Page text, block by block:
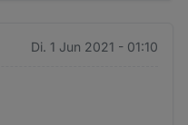
Di. 1 Jun 2021 - 01:10